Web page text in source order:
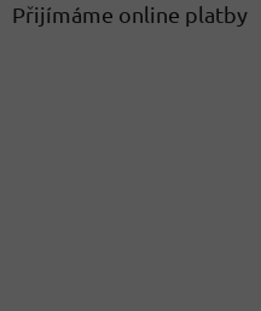
Přijímáme online platby